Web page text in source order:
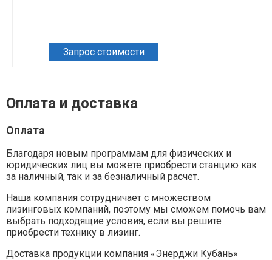
Запрос стоимости
Оплата и доставка
Оплата
Благодаря новым программам для физических и
юридических лиц вы можете приобрести станцию как
за наличный, так и за безналичный расчет.
Наша компания сотрудничает с множеством
лизинговых компаний, поэтому мы сможем помочь вам
выбрать подходящие условия, если вы решите
приобрести технику в лизинг.
Доставка продукции компания «Энерджи Кубань»